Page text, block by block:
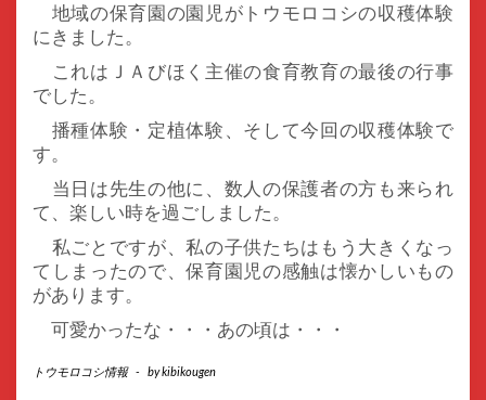
地域の保育園の園児がトウモロコシの収穫体験
にきました。
これはＪＡびほく主催の食育教育の最後の行事
でした。
播種体験・定植体験、そして今回の収穫体験で
す。
当日は先生の他に、数人の保護者の方も来られ
て、楽しい時を過ごしました。
私ごとですが、私の子供たちはもう大きくなっ
てしまったので、保育園児の感触は懐かしいもの
があります。
可愛かったな・・・あの頃は・・・
トウモロコシ情報 - bykibikougen